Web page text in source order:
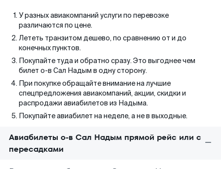
У разных авиакомпаний услуги по перевозке
различаются по цене.
Лететь транзитом дешево, по сравнению от и до
конечных пунктов.
Покупайте туда и обратно сразу. Это выгоднее чем
билет о-в Сал Надым в одну сторону.
При покупке обращайте внимание на лучшие
спецпредложения авиакомпаний, акции, скидки и
распродажи авиабилетов из Надыма.
Покупайте авиабилет на неделе, а не в выходные.
Авиабилеты о-в Сал Надым прямой рейс или с
пересадками